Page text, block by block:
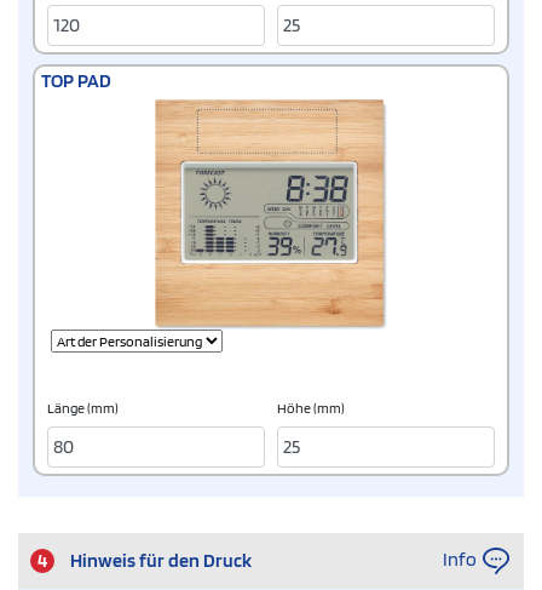
TOP PAD
Länge (mm) Höhe (mm)
4 Hinweis für den Druck Info